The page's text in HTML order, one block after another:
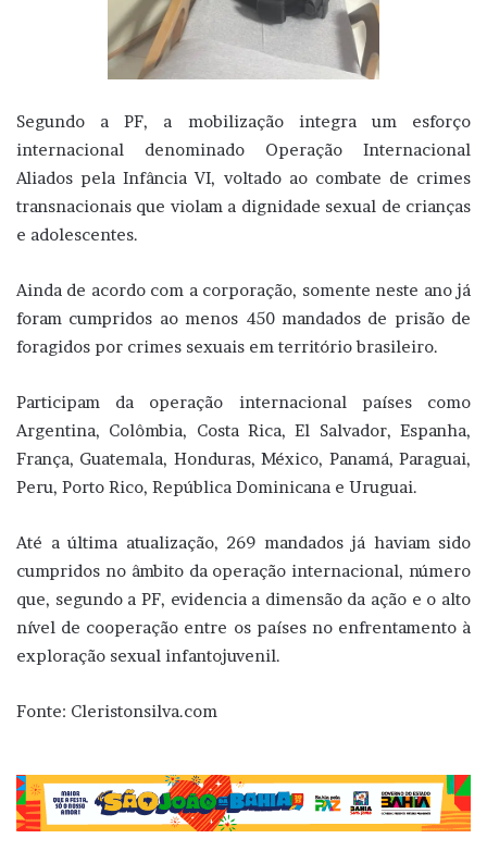
Segundo a PF, a mobilização integra um esforço
internacional denominado Operação Internacional
Aliados pela Infância VI, voltado ao combate de crimes
transnacionais que violam a dignidade sexual de crianças
e adolescentes.
Ainda de acordo com a corporação, somente neste ano já
foram cumpridos ao menos 450 mandados de prisão de
foragidos por crimes sexuais em território brasileiro.
Participam da operação internacional países como
Argentina, Colômbia, Costa Rica, El Salvador, Espanha,
França, Guatemala, Honduras, México, Panamá, Paraguai,
Peru, Porto Rico, República Dominicana e Uruguai.
Até a última atualização, 269 mandados já haviam sido
cumpridos no âmbito da operação internacional, número
que, segundo a PF, evidencia a dimensão da ação e o alto
nível de cooperação entre os países no enfrentamento à
exploração sexual infantojuvenil.
Fonte: Cleristonsilva.com